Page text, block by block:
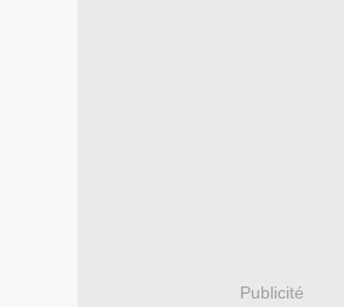
Publicité